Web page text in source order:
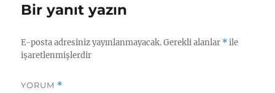
i
l
Bir yanıt yazın
E-posta adresiniz yayınlanmayacak. Gerekli alanlar *ile
işaretlenmişlerdir
YORUM *